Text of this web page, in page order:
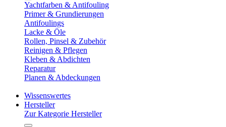
Yachtfarben & Antifouling
Primer & Grundierungen
Antifoulings
Lacke & Öle
Rollen, Pinsel & Zubehör
Reinigen & Pflegen
Kleben & Abdichten
Reparatur
Planen & Abdeckungen
Wissenswertes
Hersteller
Zur Kategorie Hersteller